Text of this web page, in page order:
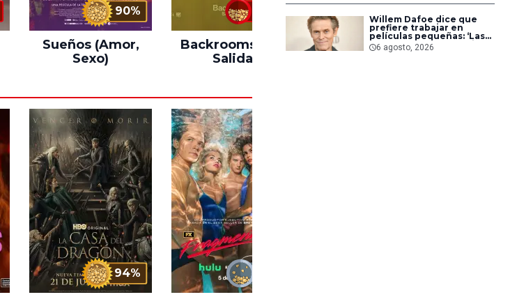
90%
Sueños (Amor,
Sexo)
Backrooms: Sin
Salida
Hasta el Fin del
94%
Willem Dafoe dice que
prefiere trabajar en
películas pequeñas: ‘Las
grandes están demasiado
planificadas’
6 agosto, 2026